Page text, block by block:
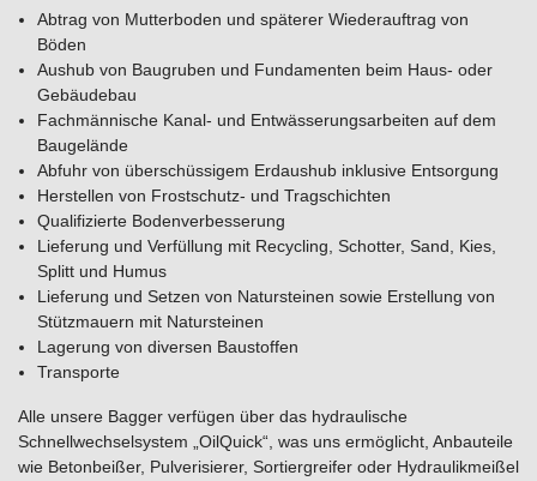
Abtrag von Mutterboden und späterer Wiederauftrag von
Böden
Aushub von Baugruben und Fundamenten beim Haus- oder
Gebäudebau
Fachmännische Kanal- und Entwässerungsarbeiten auf dem
Baugelände
Abfuhr von überschüssigem Erdaushub inklusive Entsorgung
Herstellen von Frostschutz- und Tragschichten
Qualifizierte Bodenverbesserung
Lieferung und Verfüllung mit Recycling, Schotter, Sand, Kies,
Splitt und Humus
Lieferung und Setzen von Natursteinen sowie Erstellung von
Stützmauern mit Natursteinen
Lagerung von diversen Baustoffen
Transporte
Alle unsere Bagger verfügen über das hydraulische
Schnellwechselsystem „OilQuick“, was uns ermöglicht, Anbauteile
wie Betonbeißer, Pulverisierer, Sortiergreifer oder Hydraulikmeißel